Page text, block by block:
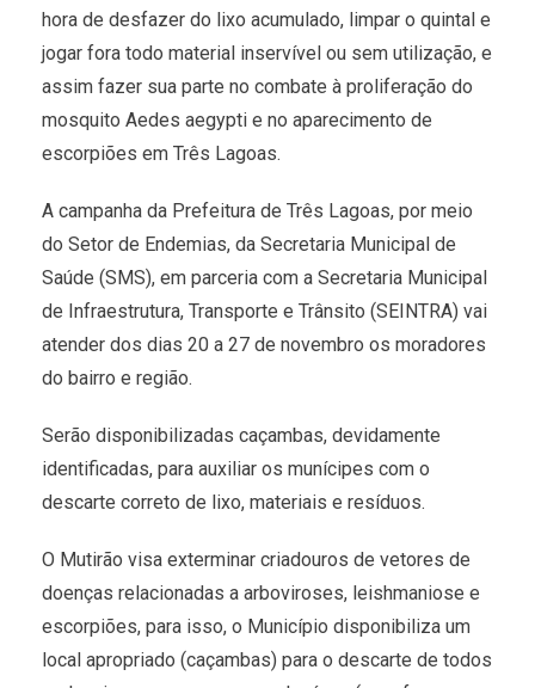
hora de desfazer do lixo acumulado, limpar o quintal e
jogar fora todo material inservível ou sem utilização, e
assim fazer sua parte no combate à proliferação do
mosquito Aedes aegypti e no aparecimento de
escorpiões em Três Lagoas.
A campanha da Prefeitura de Três Lagoas, por meio
do Setor de Endemias, da Secretaria Municipal de
Saúde (SMS), em parceria com a Secretaria Municipal
de Infraestrutura, Transporte e Trânsito (SEINTRA) vai
atender dos dias 20 a 27 de novembro os moradores
do bairro e região.
Serão disponibilizadas caçambas, devidamente
identificadas, para auxiliar os munícipes com o
descarte correto de lixo, materiais e resíduos.
O Mutirão visa exterminar criadouros de vetores de
doenças relacionadas a arboviroses, leishmaniose e
escorpiões, para isso, o Município disponibiliza um
local apropriado (caçambas) para o descarte de todos